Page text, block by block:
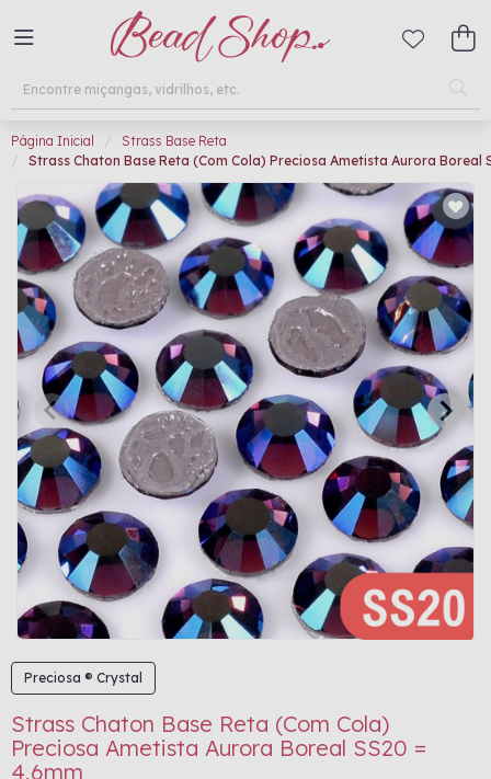
Página Inicial
Strass Base Reta
Strass Chaton Base Reta (Com Cola) Preciosa Ametista Aurora Boreal
Preciosa ® Crystal
Strass Chaton Base Reta (Com Cola)
Preciosa Ametista Aurora Boreal SS20 =
4,6mm